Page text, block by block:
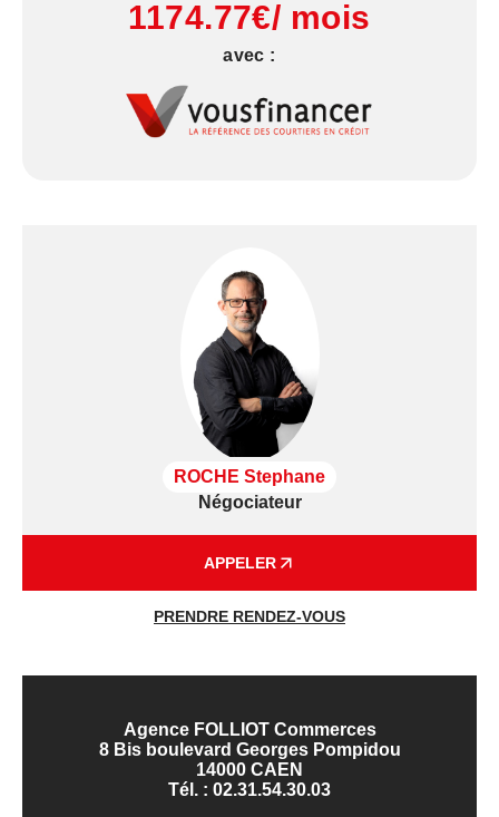
1174.77€/ mois
avec :
ROCHE Stephane
Négociateur
APPELER
PRENDRE RENDEZ-VOUS
Agence FOLLIOT Commerces
8 Bis boulevard Georges Pompidou
14000 CAEN
Tél. : 02.31.54.30.03